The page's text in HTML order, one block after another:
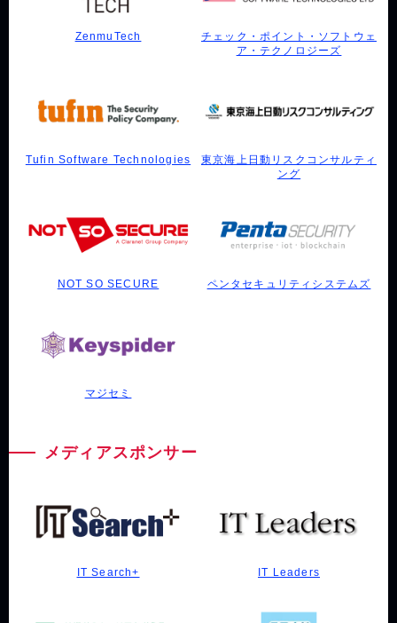
ZenmuTech
チェック・ポイント・ソフトウェ
ア・テクノロジーズ
Tufin Software Technologies
東京海上日動リスクコンサルティ
ング
NOT SO SECURE ペンタセキュリティシステムズ
マジセミ
メディアスポンサー
IT Search+ IT Leaders